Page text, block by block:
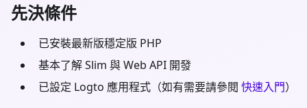
先決條件
已安裝最新版穩定版 PHP
基本了解Slim 與 Web API 開發
已設定 Logto 應用程式（如有需要請參閱 快速入門）